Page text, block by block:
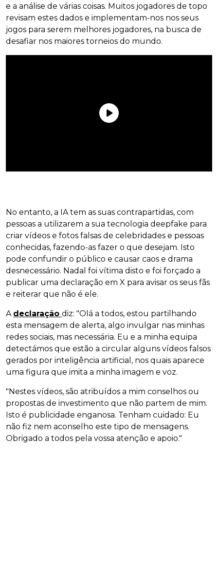
e a análise de várias coisas. Muitos jogadores de topo
revisam estes dados e implementam-nos nos seus
jogos para serem melhores jogadores, na busca de
desafiar nos maiores torneios do mundo.
No entanto, a IA tem as suas contrapartidas, com
pessoas a utilizarem a sua tecnologia deepfake para
criar vídeos e fotos falsas de celebridades e pessoas
conhecidas, fazendo-as fazer o que desejam. Isto
pode confundir o público e causar caos e drama
desnecessário. Nadal foi vítima disto e foi forçado a
publicar uma declaração em X para avisar os seus fãs
e reiterar que não é ele.
A declaração diz: "Olá a todos, estou partilhando
esta mensagem de alerta, algo invulgar nas minhas
redes sociais, mas necessária. Eu e a minha equipa
detectámos que estão a circular alguns vídeos falsos
gerados por inteligência artificial, nos quais aparece
uma figura que imita a minha imagem e voz.
"Nestes vídeos, são atribuídos a mim conselhos ou
propostas de investimento que não partem de mim.
Isto é publicidade enganosa. Tenham cuidado: Eu
não fiz nem aconselho este tipo de mensagens.
Obrigado a todos pela vossa atenção e apoio."